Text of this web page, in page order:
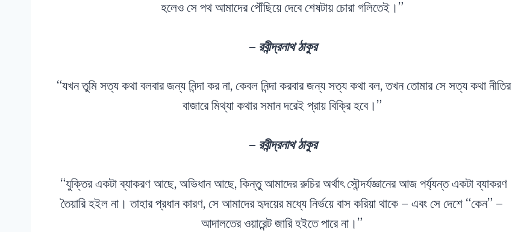
হলেও সে পথ আমাদের পৌঁছিয়ে দেবে শেষটায় চোরা গলিতেই।”
– রবীন্দ্রনাথ ঠাকুর
“যখন তুমি সত্য কথা বলবার জন্য নিন্দা কর না, কেবল নিন্দা করবার জন্য সত্য কথা বল, তখন তোমার সে সত্য কথা নীতির
বাজারে মিথ্যা কথার সমান দরেই প্রায় বিক্রি হবে।”
– রবীন্দ্রনাথ ঠাকুর
“যুক্তির একটা ব্যাকরণ আছে, অভিধান আছে, কিন্তু আমাদের রুচির অর্থাৎ সৌন্দর্যজ্ঞানের আজ পর্য্যন্ত একটা ব্যাকরণ
তৈয়ারি হইল না। তাহার প্রধান কারণ, সে আমাদের হৃদয়ের মধ্যে নির্ভয়ে বাস করিয়া থাকে – এবং সে দেশে “কেন” –
আদালতের ওয়ারেন্ট জারি হইতে পারে না।”